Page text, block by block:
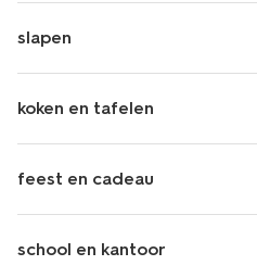
slapen
koken en tafelen
feest en cadeau
school en kantoor